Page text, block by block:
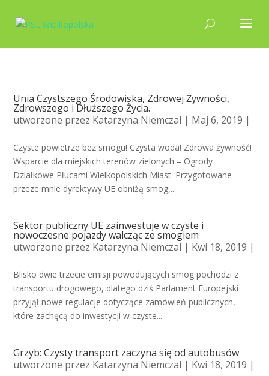
Unia Czystszego Środowiska, Zdrowej Żywności,
Zdrowszego i Dłuższego Życia.
utworzone przez Katarzyna Niemczal | Maj 6, 2019 |
Czyste powietrze bez smogu! Czysta woda! Zdrowa żywność!
Wsparcie dla miejskich terenów zielonych – Ogrody
Działkowe Płucami Wielkopolskich Miast. Przygotowane
przeze mnie dyrektywy UE obniżą smog,...
Sektor publiczny UE zainwestuje w czyste i
nowoczesne pojazdy walcząc ze smogiem
utworzone przez Katarzyna Niemczal | Kwi 18, 2019 |
Blisko dwie trzecie emisji powodujących smog pochodzi z
transportu drogowego, dlatego dziś Parlament Europejski
przyjął nowe regulacje dotyczące zamówień publicznych,
które zachęcą do inwestycji w czyste...
Grzyb: Czysty transport zaczyna się od autobusów
utworzone przez Katarzyna Niemczal | Kwi 18, 2019 |